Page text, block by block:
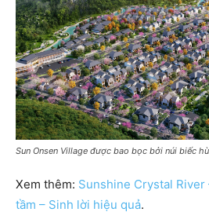
Sun Onsen Village được bao bọc bởi núi biếc
Xem thêm: Sunshine Crystal River
tầm – Sinh lời hiệu quả.